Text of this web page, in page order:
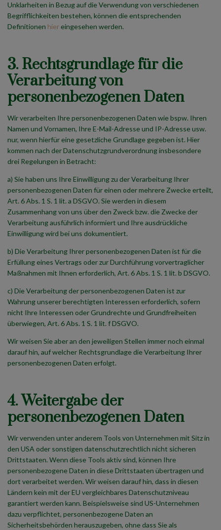
Unklarheiten in Bezug auf die Verwendung von verschiedenen
Begrifflichkeiten bestehen, können die entsprechenden
Definitionen hiereingesehen werden.
3. Rechtsgrundlage für die
Verarbeitung von
personenbezogenen Daten
Wir verarbeiten Ihre personenbezogenen Daten wie bspw. Ihren
Namen und Vornamen, Ihre E-Mail-Adresse und IP-Adresse usw.
nur, wenn hierfür eine gesetzliche Grundlage gegeben ist. Hier
kommen nach der Datenschutzgrundverordnung insbesondere
drei Regelungen in Betracht:
a) Sie haben uns Ihre Einwilligung zu der Verarbeitung Ihrer
personenbezogenen Daten für einen oder mehrere Zwecke erteilt,
Art. 6 Abs. 1 S. 1 lit. a DSGVO. Sie werden in diesem
Zusammenhang von uns über den Zweck bzw. die Zwecke der
Verarbeitung ausführlich informiert und Ihre ausdrückliche
Einwilligung wird bei uns dokumentiert.
b) Die Verarbeitung Ihrer personenbezogenen Daten ist für die
Erfüllung eines Vertrags oder zur Durchführung vorvertraglicher
Maßnahmen mit Ihnen erforderlich, Art. 6 Abs. 1 S. 1 lit. b DSGVO.
c) Die Verarbeitung der personenbezogenen Daten ist zur
Wahrung unserer berechtigten Interessen erforderlich, sofern
nicht Ihre Interessen oder Grundrechte und Grundfreiheiten
überwiegen, Art. 6 Abs. 1 S. 1 lit. f DSGVO.
Wir weisen Sie aber an den jeweiligen Stellen immer noch einmal
darauf hin, auf welcher Rechtsgrundlage die Verarbeitung Ihrer
personenbezogenen Daten erfolgt.
4. Weitergabe der
personenbezogenen Daten
Wir verwenden unter anderem Tools von Unternehmen mit Sitz in
den USA oder sonstigen datenschutzrechtlich nicht sicheren
Drittstaaten. Wenn diese Tools aktiv sind, können Ihre
personenbezogene Daten in diese Drittstaaten übertragen und
dort verarbeitet werden. Wir weisen darauf hin, dass in diesen
Ländern kein mit der EU vergleichbares Datenschutzniveau
garantiert werden kann. Beispielsweise sind US-Unternehmen
dazu verpflichtet, personenbezogene Daten an
Sicherheitsbehörden herauszugeben, ohne dass Sie als